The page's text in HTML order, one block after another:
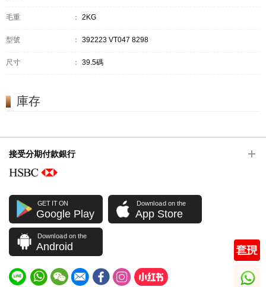
毛重 ： 2KG
型號 ： 392223 VT047 8298
尺寸 ： 39.5碼
庫存
接受分期付款銀行
GET IT ON
Google Play
Download on the
App Store
Download on the
Android